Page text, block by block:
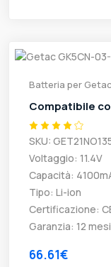
Batteria per
Compatibile
SKU:
Voltaggio: 11.4V
Capacità:
Tipo: Li-ion
Certificazione:
Garanzia: 12 mesi
66.61€